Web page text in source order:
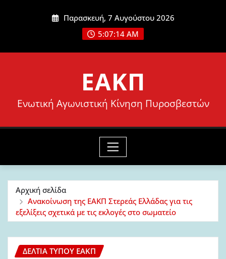
Παρασκευή, 7 Αυγούστου 2026
5:07:15 AM
ΕΑΚΠ
Ενωτική Αγωνιστική Κίνηση Πυροσβεστών
Αρχική σελίδα
Ανακοίνωση της ΕΑΚΠ Στερεάς Ελλάδας για τις
εξελίξεις σχετικά με τις εκλογές στο σωματείο
ΔΕΛΤΊΑ ΤΎΠΟΥ ΕΑΚΠ